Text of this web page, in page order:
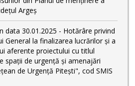
Argeș
data 30.01.2025 - Hotărâre privind
General la finalizarea lucrărilor și a
aferente proiectului cu titlul
spații de urgență și amenajări
de Urgență Pitești", cod SMIS